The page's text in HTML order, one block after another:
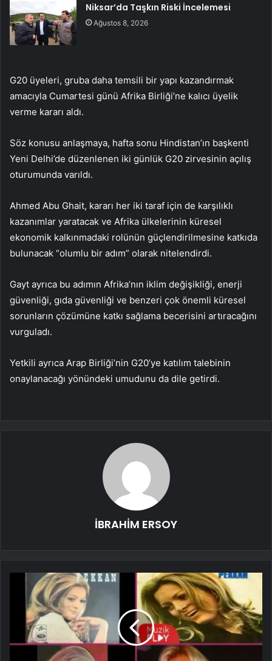
Niksar’da Taşkın Riski İncelemesi
Ağustos 8, 2026
G20 üyeleri, gruba daha temsili bir yapı kazandırmak
amacıyla Cumartesi günü Afrika Birliği’ne kalıcı üyelik
verme kararı aldı.
Söz konusu anlaşmaya, hafta sonu Hindistan’ın başkenti
Yeni Delhi’de düzenlenen iki günlük G20 zirvesinin açılış
oturumunda varıldı.
Ahmed Abu Ghait, kararı her iki taraf için de karşılıklı
kazanımlar yaratacak ve Afrika ülkelerinin küresel
ekonomik kalkınmadaki rolünün güçlendirilmesine katkıda
bulunacak “olumlu bir adım” olarak nitelendirdi.
Gayt ayrıca bu adımın Afrika’nın iklim değişikliği, enerji
güvenliği, gıda güvenliği ve benzeri çok önemli küresel
sorunların çözümüne katkı sağlama becerisini artıracağını
vurguladı.
Yetkili ayrıca Arap Birliği’nin G20’ye katılım talebinin
onaylanacağı yönündeki umudunu da dile getirdi.
İBRAHİM ERSOY